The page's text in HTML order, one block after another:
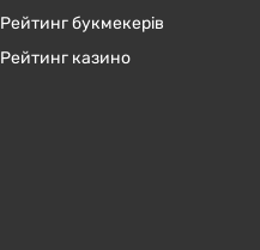
Рейтинг букмекерів
Рейтинг казино